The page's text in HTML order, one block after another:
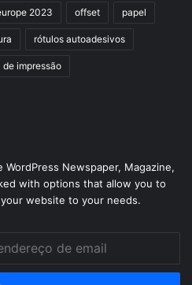
2023 offset papel
rótulos autoadesivos
impressão
WordPress Newspaper, Magazine,
with options that allow you to
website to your needs.